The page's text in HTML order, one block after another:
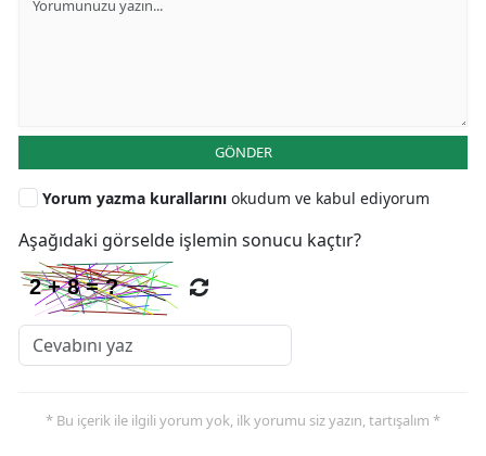
GÖNDER
Yorum yazma kurallarını okudum ve kabul ediyorum
Aşağıdaki görselde işlemin sonucu kaçtır?
* Bu içerik ile ilgili yorum yok, ilk yorumu siz yazın, tartışalım *